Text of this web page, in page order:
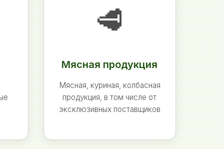
🥩
Мясная продукция
Мясная, куриная, колбасная
продукция, в том числе от
эксклюзивных поставщиков